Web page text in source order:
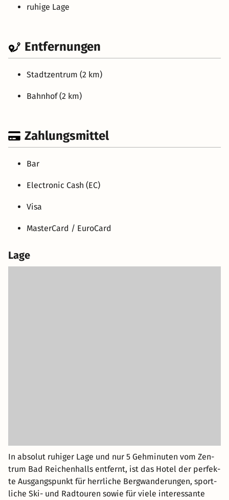
ruhige Lage
Entfernungen
Stadtzentrum (2 km)
Bahnhof (2 km)
Zahlungsmittel
Bar
Electronic Cash (EC)
Visa
MasterCard / EuroCard
Lage
In ab­so­lut ru­hi­ger Lage und nur 5 Geh­mi­nu­ten vom Zen­
trum Bad Rei­chen­halls ent­fernt, ist das Hotel der per­fek­
te Aus­gangs­punkt für herr­li­che Berg­wan­de­run­gen, sport­
li­che Ski- und Rad­tou­ren sowie für viele in­ter­es­san­te